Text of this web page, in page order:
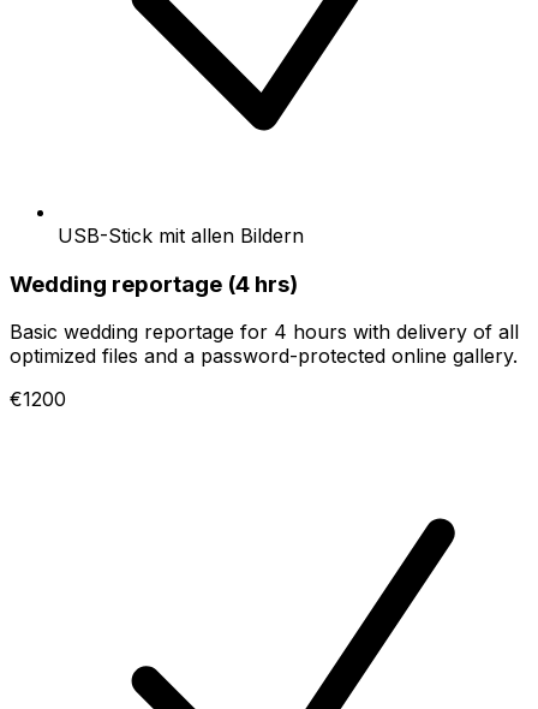
USB-Stick mit allen Bildern
Wedding reportage (4 hrs)
Basic wedding reportage for 4 hours with delivery of all
optimized files and a password-protected online gallery.
€1200